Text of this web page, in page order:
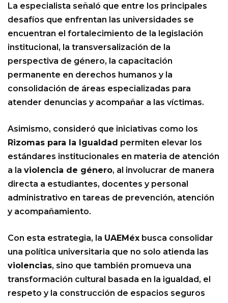
La especialista señaló que entre los principales
desafíos que enfrentan las universidades se
encuentran el fortalecimiento de la legislación
institucional, la transversalización de la
perspectiva de género, la capacitación
permanente en derechos humanos y la
consolidación de áreas especializadas para
atender denuncias y acompañar a las víctimas.
Asimismo, consideró que iniciativas como los
Rizomas para la Igualdad permiten elevar los
estándares institucionales en materia de atención
a la violencia de género, al involucrar de manera
directa a estudiantes, docentes y personal
administrativo en tareas de prevención, atención
y acompañamiento.
Con esta estrategia, la UAEMéx busca consolidar
una política universitaria que no solo atienda las
violencias, sino que también promueva una
transformación cultural basada en la igualdad, el
respeto y la construcción de espacios seguros